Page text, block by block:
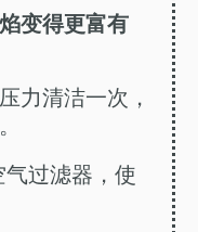
变得更富有
力清洁一次，
过滤器，使